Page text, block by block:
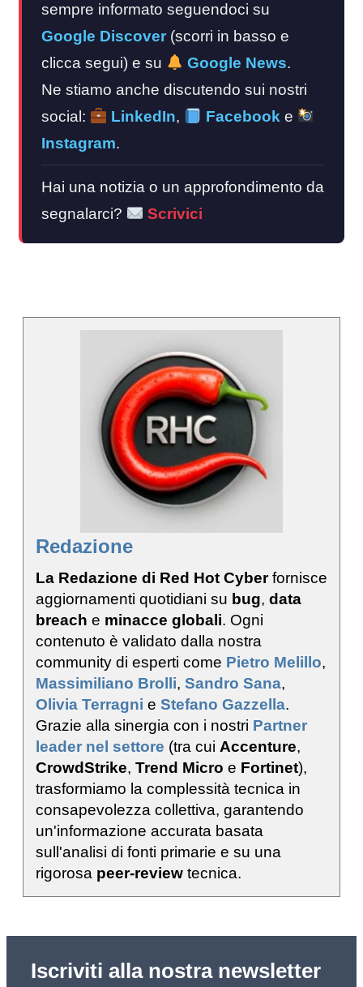
sempre informato seguendoci su
Google Discover (scorri in basso e
clicca segui) e su
Google News.
Ne stiamo anche discutendo sui nostri
social:
LinkedIn, Facebook e
Instagram.
Hai una notizia o un approfondimento da
segnalarci?
Scrivici
Redazione
La Redazione di Red Hot Cyberfornisce
aggiornamenti quotidiani su bug, data
breach e minacce globali. Ogni
contenuto è validato dalla nostra
community di esperti come Pietro Melillo,
Massimiliano Brolli, Sandro Sana,
Olivia Terragni e Stefano Gazzella.
Grazie alla sinergia con i nostri Partner
leader nel settore (tra cui Accenture,
CrowdStrike, Trend Micro e Fortinet),
trasformiamo la complessità tecnica in
consapevolezza collettiva, garantendo
un'informazione accurata basata
sull'analisi di fonti primarie e su una
rigorosa peer-review tecnica.
Iscriviti alla nostra newsletter